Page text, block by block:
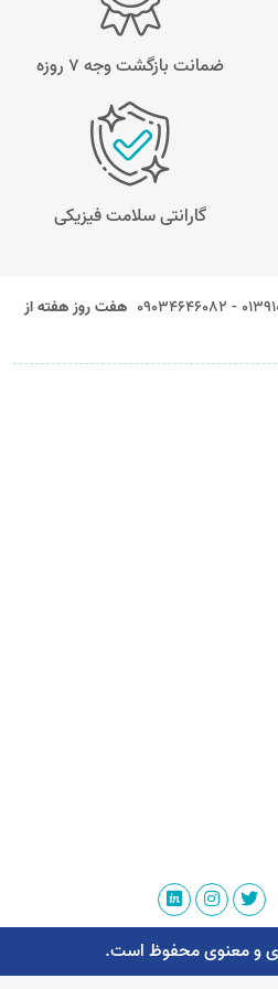
ضمانت بازگشت وجه ۷ روزه
گارانتی سلامت فیزیکی
01391011110
هفت روز هفته از
و معنوی محفوظ است.